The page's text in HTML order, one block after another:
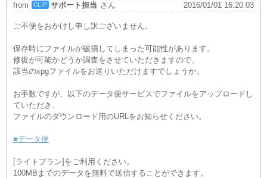
from CLIP サポート担当 さん 2016/01/01 16:20:03
ご不便をおかけし申し訳ございません。
保存時にファイルが破損してしまった可能性があります。
修復が可能かどうか調査をさせていただきますので、
該当のxpgファイルをお送りいただけますでしょうか。
お手数ですが、以下のデータ便サービスでファイルをアップロードし
ていただき、
ファイルのダウンロード用のURLをお知らせください。
■データ便
[ライトプラン]をご利用ください。
100MBまでのデータを無料で送信することができます。